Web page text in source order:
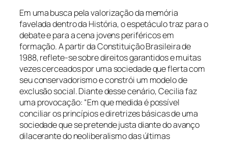
Em uma busca pela valorização da memória
favelada dentro da História, o espetáculo traz para o
debate e para a cena jovens periféricos em
formação. A partir da Constituição Brasileira de
1988, reflete-se sobre direitos garantidos e muitas
vezes cerceados por uma sociedade que flerta com
seu conservadorismo e constrói um modelo de
exclusão social. Diante desse cenário, Cecilia faz
uma provocação: “Em que medida é possível
conciliar os princípios e diretrizes básicas de uma
sociedade que se pretende justa diante do avanço
dilacerante do neoliberalismo das últimas